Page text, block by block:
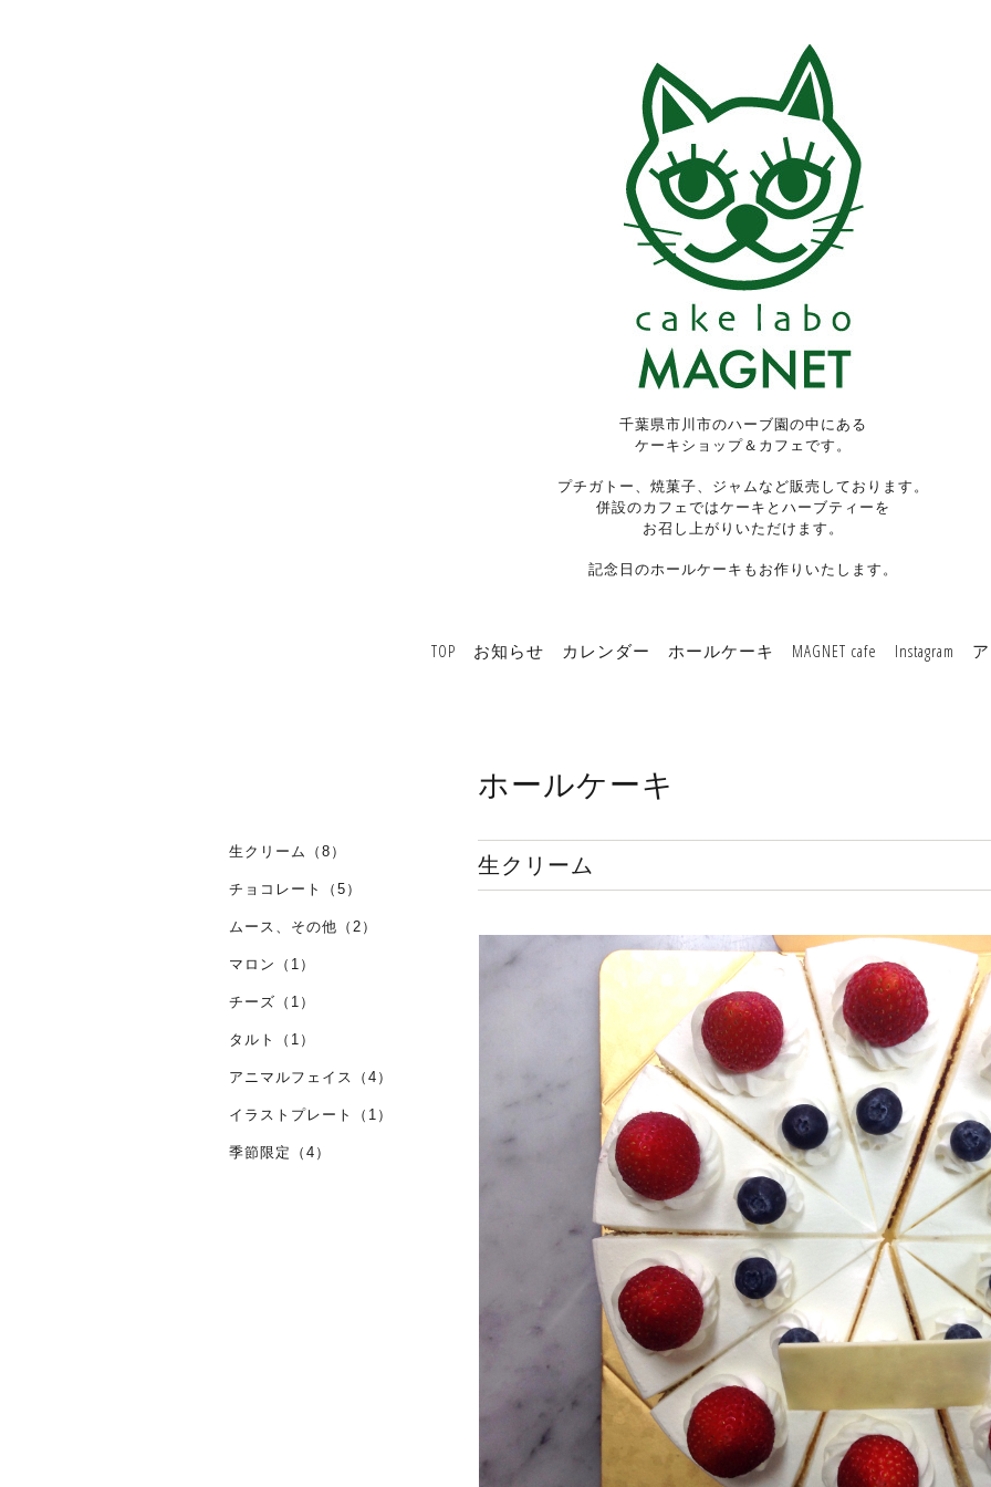
千葉県市川市のハーブ園の中にある
ケーキショップ＆カフェです。
プチガトー、焼菓子、ジャムなど販売しております。
併設のカフェではケーキとハーブティーを
お召し上がりいただけます。
記念日のホールケーキもお作りいたします。
TOP お知らせ カレンダー ホールケーキ MAGNET cafe Instagram
ホールケーキ
生クリーム
生クリーム（8）
チョコレート（5）
ムース、その他（2）
マロン（1）
チーズ（1）
タルト（1）
アニマルフェイス（4）
イラストプレート（1）
季節限定（4）